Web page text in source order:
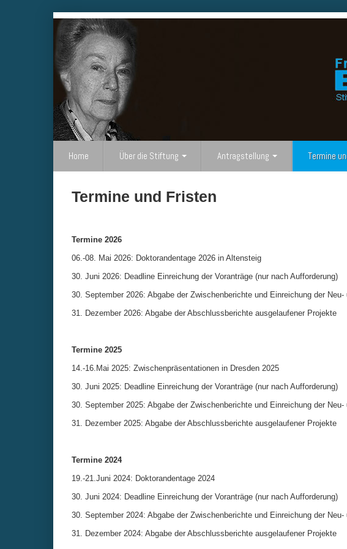
Home Über die Stiftung Antragstellung Termine
Termine und Fristen
Termine 2026
06.-08. Mai 2026: Doktorandentage 2026 in Altensteig
30. Juni 2026: Deadline Einreichung der Voranträge (nur nach Aufforderung)
30. September 2026: Abgabe der Zwischenberichte und Einreichung der
31. Dezember 2026: Abgabe der Abschlussberichte ausgelaufener Projekte
Termine 2025
14.-16.Mai 2025: Zwischenpräsentationen in Dresden 2025
30. Juni 2025: Deadline Einreichung der Voranträge (nur nach Aufforderung)
30. September 2025: Abgabe der Zwischenberichte und Einreichung der
31. Dezember 2025: Abgabe der Abschlussberichte ausgelaufener Projekte
Termine 2024
19.-21.Juni 2024: Doktorandentage 2024
30. Juni 2024: Deadline Einreichung der Voranträge (nur nach Aufforderung)
30. September 2024: Abgabe der Zwischenberichte und Einreichung der
31. Dezember 2024: Abgabe der Abschlussberichte ausgelaufener Projekte